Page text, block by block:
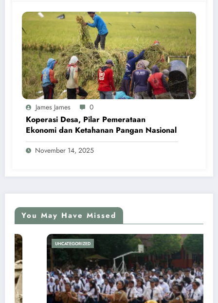
James James 0
Koperasi Desa, Pilar Pemerataan
Ekonomi dan Ketahanan Pangan Nasional
November 14, 2025
You May Have Missed
UNCATEGORIZED